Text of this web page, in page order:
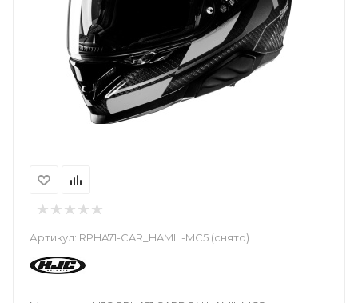
Артикул: RPHA71-CAR_HAMIL-MC5 (снято)